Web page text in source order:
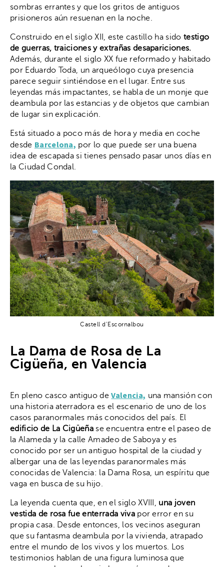
sombras errantes y que los gritos de antiguos
prisioneros aún resuenan en la noche.
Construido en el siglo XII, este castillo ha sido testigo
de guerras, traiciones y extrañas desapariciones.
Además, durante el siglo XX fue reformado y habitado
por Eduardo Toda, un arqueólogo cuya presencia
parece seguir sintiéndose en el lugar. Entre sus
leyendas más impactantes, se habla de un monje que
deambula por las estancias y de objetos que cambian
de lugar sin explicación.
Está situado a poco más de hora y media en coche
desde Barcelona, por lo que puede ser una buena
idea de escapada si tienes pensado pasar unos días en
la Ciudad Condal.
Castell d’Escornalbou
La Dama de Rosa de La
Cigüeña, en Valencia
En pleno casco antiguo deValencia, una mansión con
una historia aterradora es el escenario de uno de los
casos paranormales más conocidos del país. El
edificio de La Cigüeñase encuentra entre el paseo de
la Alameda y la calle Amadeo de Saboya y es
conocido por ser un antiguo hospital de la ciudad y
albergar una de las leyendas paranormales más
conocidas de Valencia: la Dama Rosa, un espíritu que
vaga en busca de su hijo.
La leyenda cuenta que, en el siglo XVIII, una joven
vestida de rosa fue enterrada vivapor error en su
propia casa. Desde entonces, los vecinos aseguran
que su fantasma deambula por la vivienda, atrapado
entre el mundo de los vivos y los muertos. Los
testimonios hablan de una figura luminosa que